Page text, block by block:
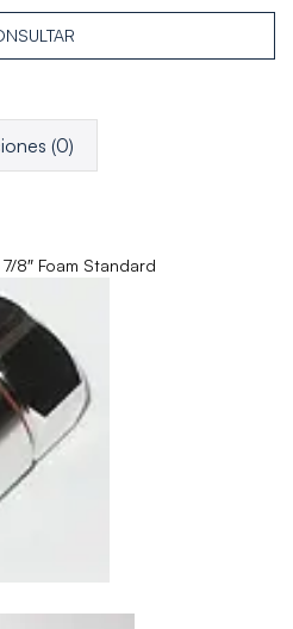
(0)
8″ Foam Standard